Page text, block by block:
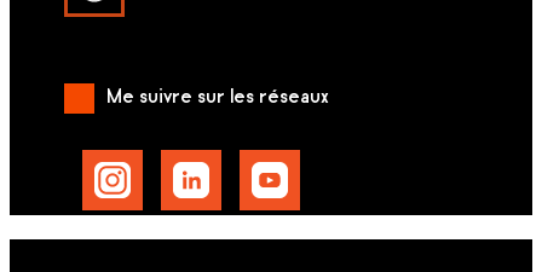
Me suivre sur les réseaux